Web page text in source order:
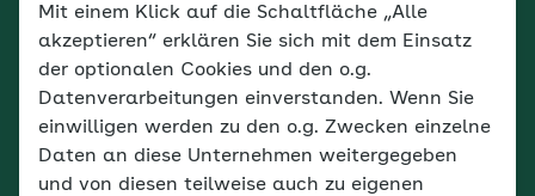
Mit einem Klick auf die Schaltfläche „Alle
akzeptieren“ erklären Sie sich mit dem Einsatz
der optionalen Cookies und den o.g.
Datenverarbeitungen einverstanden. Wenn Sie
einwilligen werden zu den o.g. Zwecken einzelne
Daten an diese Unternehmen weitergegeben
und von diesen teilweise auch zu eigenen